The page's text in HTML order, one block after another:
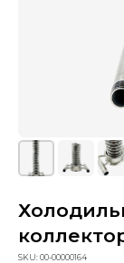
SKU:00-00000164